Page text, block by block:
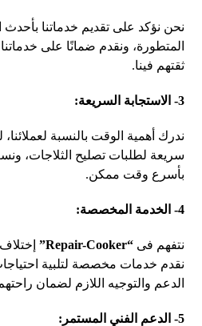
نحن نؤكد على تقديم خدماتنا بأحدث
المتطورة، ونقدم ضمانًا على خدماتنا
ثقتهم فينا.
3- الاستجابة السريعة :
ندرك أهمية الوقت بالنسبة لعملائنا،
سريعة لطلبات تصليح الثلاجات،
بأسرع وقت ممكن.
4- الخدمة المخصصة :
نتفهم فى“Repair-Cooker”
نقدم خدمات مخصصة لتلبية احتياجات
الدعم والتوجيه اللازم لضمان
5- الدعم الفني المستمر :